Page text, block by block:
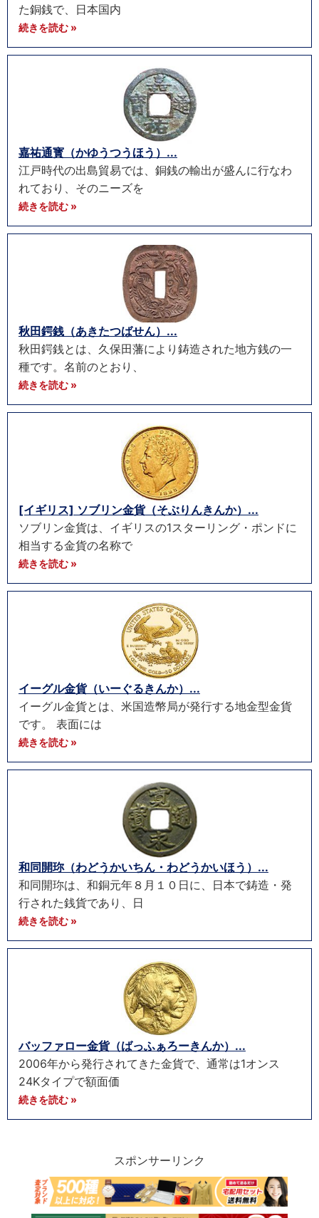
た銅銭で、日本国内
続きを読む »
嘉祐通寳（かゆうつうほう）...
江戸時代の出島貿易では、銅銭の輸出が盛んに行なわ
れており、そのニーズを
続きを読む »
秋田鍔銭（あきたつばせん）...
秋田鍔銭とは、久保田藩により鋳造された地方銭の一
種です。名前のとおり、
続きを読む »
[イギリス] ソブリン金貨（そぶりんきんか）...
ソブリン金貨は、イギリスの1スターリング・ポンドに
相当する金貨の名称で
続きを読む »
イーグル金貨（いーぐるきんか）...
イーグル金貨とは、米国造幣局が発行する地金型金貨
です。 表面には
続きを読む »
和同開珎（わどうかいちん・わどうかいほう）...
和同開珎は、和銅元年８月１０日に、日本で鋳造・発
行された銭貨であり、日
続きを読む »
バッファロー金貨（ばっふぁろーきんか）...
2006年から発行されてきた金貨で、通常は1オンス
24Kタイプで額面価
続きを読む »
スポンサーリンク